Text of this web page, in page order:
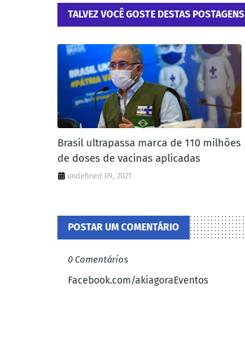
TALVEZ VOCÊ GOSTE DESTAS POSTAGENS
Brasil ultrapassa marca de 110 milhões
de doses de vacinas aplicadas
undefined 09, 2021
POSTAR UM COMENTÁRIO
0 Comentários
Facebook.com/akiagoraEventos